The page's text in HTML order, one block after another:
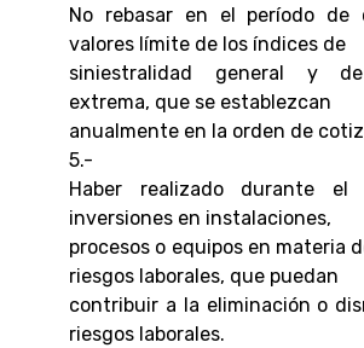
No rebasar en el período de
valores límite de los índices de
siniestralidad general y de
extrema, que se establezcan
anualmente en la orden de
5.-
Haber realizado durante el
inversiones en instalaciones,
procesos o equipos en materia
riesgos laborales, que puedan
contribuir a la eliminación o
riesgos laborales.